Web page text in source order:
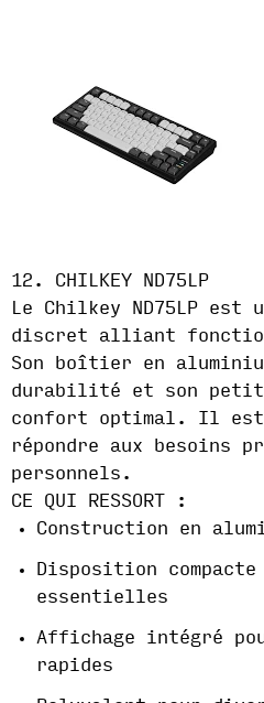
12. CHILKEY ND75LP
Le Chilkey ND75LP est
discret alliant
Son boîtier en
durabilité et son petit
confort optimal. Il est
répondre aux besoins
personnels.
CE QUI RESSORT :
Construction en
Disposition compacte
essentielles
Affichage intégré
rapides